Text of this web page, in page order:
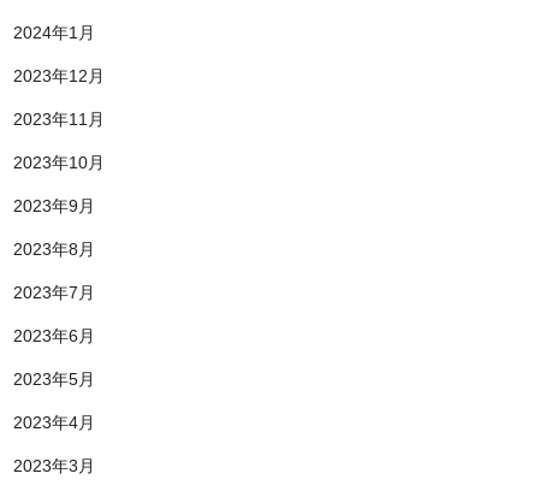
2024年1月
2023年12月
2023年11月
2023年10月
2023年9月
2023年8月
2023年7月
2023年6月
2023年5月
2023年4月
2023年3月